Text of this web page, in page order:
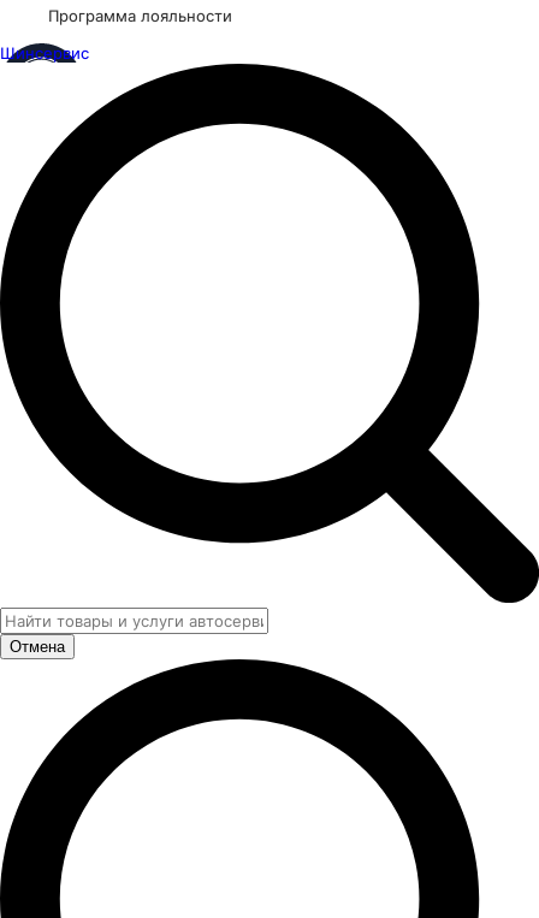
Программа лояльности
Шинсервис
Отмена